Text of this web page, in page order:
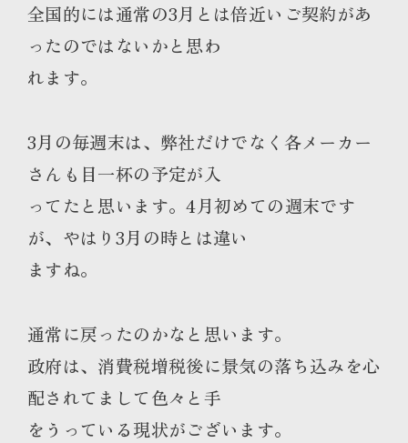
全国的には通常の3月とは倍近いご契約があ
ったのではないかと思わ
れます。
3月の毎週末は、弊社だけでなく各メーカー
さんも目一杯の予定が入
ってたと思います。4月初めての週末です
が、やはり3月の時とは違い
ますね。
通常に戻ったのかなと思います。
政府は、消費税増税後に景気の落ち込みを心
配されてまして色々と手
をうっている現状がございます。